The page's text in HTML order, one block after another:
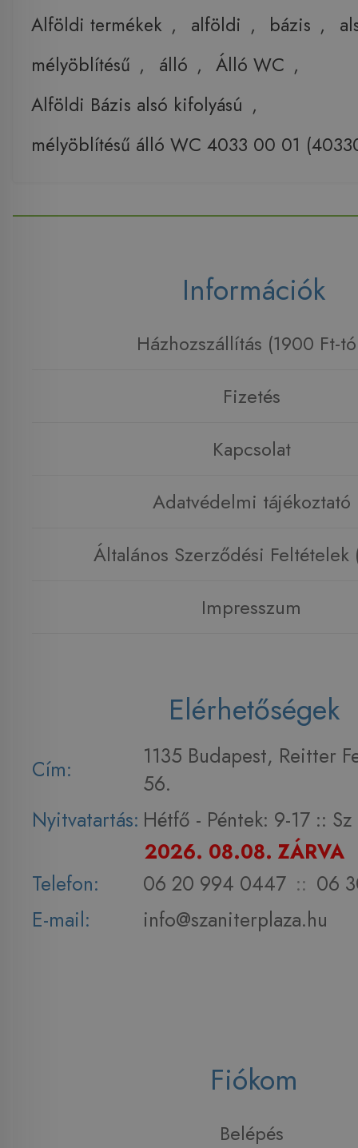
Alföldi termékek , alföldi , bázis ,
mélyöblítésű , álló , Álló WC ,
Alföldi Bázis alsó kifolyású ,
mélyöblítésű álló WC 4033 00 01
Információk
Házhozszállítás (1900 Ft-
Fizetés
Kapcsolat
Adatvédelmi tájékoztató
Általános Szerződési Feltételek
Impresszum
Elérhetőségek
Cím:
1135 Budapest, Reitter
56.
Nyitvatartás: Hétfő - Péntek: 9-17 :: Sz
2026. 08.08. ZÁRVA
Telefon:
06 20 994 0447 :: 06
E-mail:
info@szaniterplaza.hu
Fiókom
Belépés